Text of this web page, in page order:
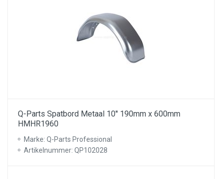
Q-Parts Spatbord Metaal 10'' 190mm x 600mm
HMHR1960
Marke: Q-Parts Professional
Artikelnummer: QP102028